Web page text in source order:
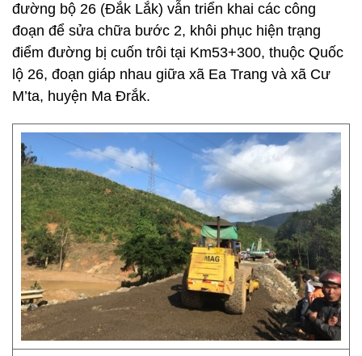
đường bộ 26 (Đắk Lắk) vẫn triển khai các công
đoạn để sửa chữa bước 2, khôi phục hiện trạng
điểm đường bị cuốn trôi tại Km53+300, thuộc Quốc
lộ 26, đoạn giáp nhau giữa xã Ea Trang và xã Cư
M’ta, huyện Ma Đrắk.